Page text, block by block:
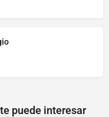
puede interesar